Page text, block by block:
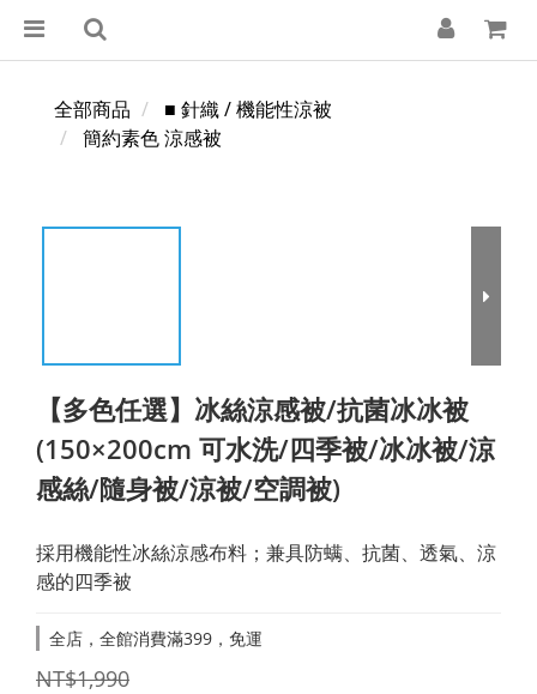
全部商品
■ 針織 / 機能性涼被
簡約素色 涼感被
【多色任選】冰絲涼感被/抗菌冰冰被
(150×200cm 可水洗/四季被/冰冰被/涼
感絲/隨身被/涼被/空調被)
採用機能性冰絲涼感布料；兼具防螨、抗菌、透氣、涼
感的四季被
全店，全館消費滿399，免運
NT$1,990